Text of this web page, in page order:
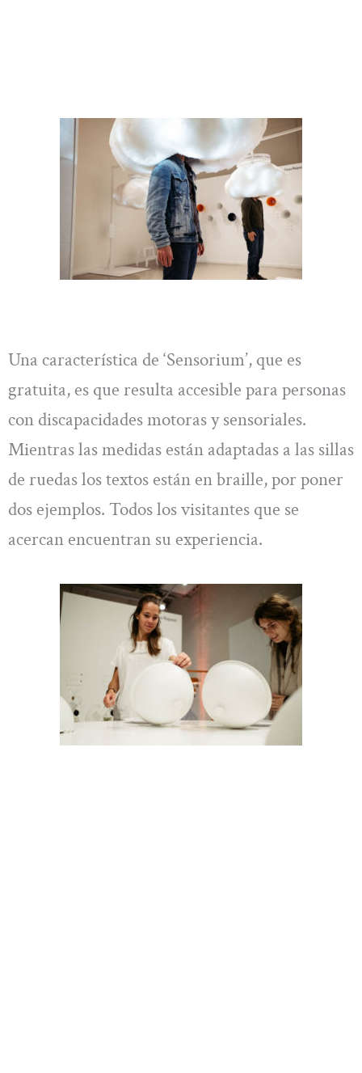
Una característica de ‘Sensorium’, que es
gratuita, es que resulta accesible para personas
con discapacidades motoras y sensoriales.
Mientras las medidas están adaptadas a las sillas
de ruedas los textos están en braille, por poner
dos ejemplos. Todos los visitantes que se
acercan encuentran su experiencia.